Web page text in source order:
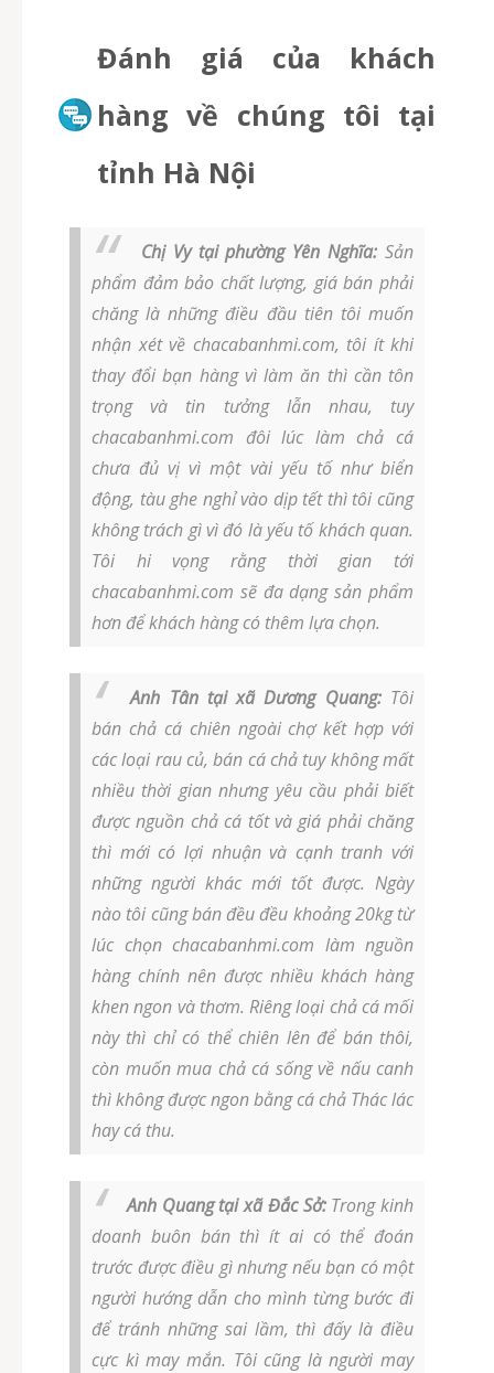
Đánh giá của khách
hàng về chúng tôi tại
tỉnh Hà Nội
Chị Vy tại phường Yên Nghĩa: Sản
phẩm đảm bảo chất lượng, giá bán phải
chăng là những điều đầu tiên tôi muốn
nhận xét về chacabanhmi.com, tôi ít khi
thay đổi bạn hàng vì làm ăn thì cần tôn
trọng và tin tưởng lẫn nhau, tuy
chacabanhmi.com đôi lúc làm chả cá
chưa đủ vị vì một vài yếu tố như biển
động, tàu ghe nghỉ vào dịp tết thì tôi cũng
không trách gì vì đó là yếu tố khách quan.
Tôi hi vọng rằng thời gian tới
chacabanhmi.com sẽ đa dạng sản phẩm
hơn để khách hàng có thêm lựa chọn.
Anh Tân tại xã Dương Quang:Tôi
bán chả cá chiên ngoài chợ kết hợp với
các loại rau củ, bán cá chả tuy không mất
nhiều thời gian nhưng yêu cầu phải biết
được nguồn chả cá tốt và giá phải chăng
thì mới có lợi nhuận và cạnh tranh với
những người khác mới tốt được. Ngày
nào tôi cũng bán đều đều khoảng 20kg từ
lúc chọn chacabanhmi.com làm nguồn
hàng chính nên được nhiều khách hàng
khen ngon và thơm. Riêng loại chả cá mối
này thì chỉ có thể chiên lên để bán thôi,
còn muốn mua chả cá sống về nấu canh
thì không được ngon bằng cá chả Thác lác
hay cá thu.
Anh Quang tại xã Đắc Sở:Trong kinh
doanh buôn bán thì ít ai có thể đoán
trước được điều gì nhưng nếu bạn có một
người hướng dẫn cho mình từng bước đi
để tránh những sai lầm, thì đấy là điều
cực kì may mắn. Tôi cũng là người may